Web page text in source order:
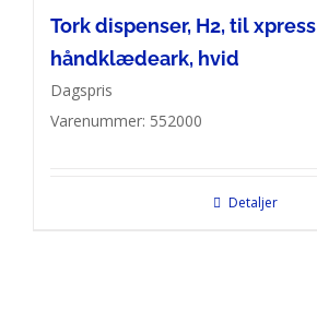
Tork dispenser, H2, til xpress
håndklædeark, hvid
Dagspris
Varenummer: 552000
Detaljer